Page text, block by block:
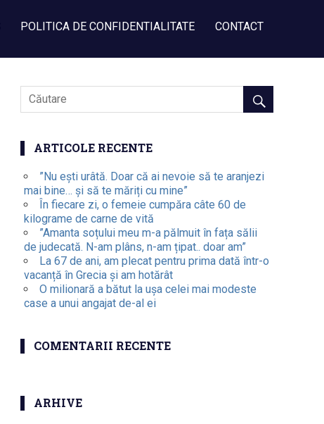
POLITICA DE CONFIDENTIALITATE CONTACT
ARTICOLE RECENTE
”Nu ești urâtă. Doar că ai nevoie să te aranjezi
mai bine… și să te măriți cu mine”
În fiecare zi, o femeie cumpăra câte 60 de
kilograme de carne de vită
”Amanta soțului meu m-a pălmuit în fața sălii
de judecată. N-am plâns, n-am țipat.. doar am”
La 67 de ani, am plecat pentru prima dată într-o
vacanță în Grecia și am hotărât
O milionară a bătut la ușa celei mai modeste
case a unui angajat de-al ei
COMENTARII RECENTE
ARHIVE